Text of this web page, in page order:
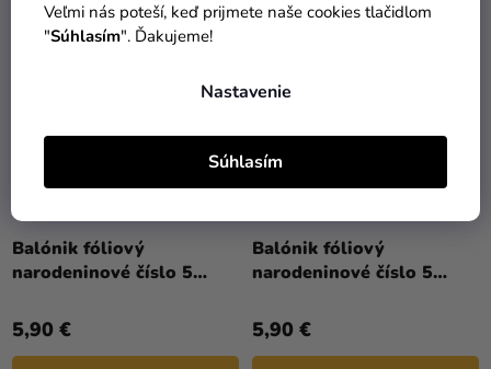
Veľmi nás poteší, keď prijmete naše cookies tlačidlom
"Súhlasím". Ďakujeme!
Nastavenie
Súhlasím
Balónik fóliový
narodeninové číslo 5
5,90 €
Balónik fóliový
narodeninové číslo 5
5,90 €